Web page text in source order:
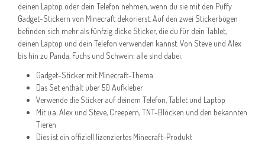
deinen Laptop oder dein Telefon nehmen, wenn du sie mit den Puffy
Gadget-Stickern von Minecraft dekorierst. Auf den zwei Stickerbögen
befinden sich mehr als fünfzig dicke Sticker, die du für dein Tablet,
deinen Laptop und dein Telefon verwenden kannst. Von Steve und Alex
bis hin zu Panda, Fuchs und Schwein: alle sind dabei.
Gadget-Sticker mit Minecraft-Thema
Das Set enthält über 50 Aufkleber
Verwende die Sticker auf deinem Telefon, Tablet und Laptop
Mit u.a. Alex und Steve, Creepern, TNT-Blöcken und den bekannten
Tieren
Dies ist ein offiziell lizenziertes Minecraft-Produkt